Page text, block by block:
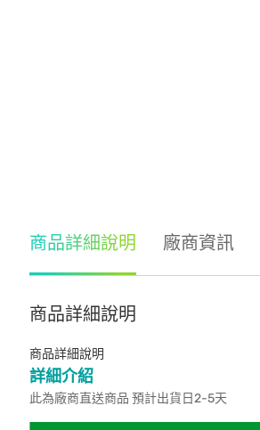
商品詳細說明 廠商資訊
商品詳細說明
商品詳細說明
詳細介紹
此為廠商直送商品 預計出貨日2-5天